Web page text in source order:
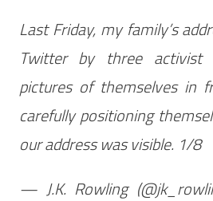
Last Friday, my family’s
Twitter by three
pictures of themselves in
carefully positioning
our address was visible. 1/8
— J.K. Rowling